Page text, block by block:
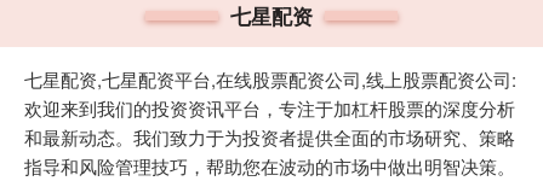
七星配资
七星配资,七星配资平台,在线股票配资公司,线上股票配资公司:
欢迎来到我们的投资资讯平台，专注于加杠杆股票的深度分析
和最新动态。我们致力于为投资者提供全面的市场研究、策略
指导和风险管理技巧，帮助您在波动的市场中做出明智决策。